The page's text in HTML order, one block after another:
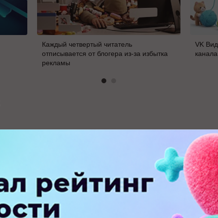
Каждый четвертый читатель
отписывается от блогера из-за избытка
рекламы
VK
ПЕРЕЙТИ НА ПОЛНУЮ ВЕРСИЮ